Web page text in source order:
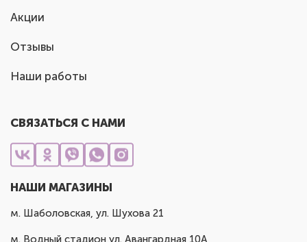
Акции
Отзывы
Наши работы
СВЯЗАТЬСЯ С НАМИ
НАШИ МАГАЗИНЫ
м. Шаболовская, ул. Шухова 21
м. Водный стадион ул. Авангардная 10А